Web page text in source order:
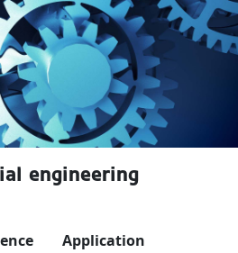
engineering
Application